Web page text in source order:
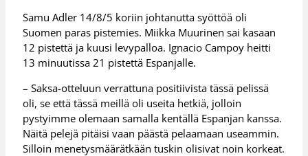
Samu Adler 14/8/5 koriin johtanutta syöttöä oli
Suomen paras pistemies. Miikka Muurinen sai kasaan
12 pistettä ja kuusi levypalloa. Ignacio Campoy heitti
13 minuutissa 21 pistettä Espanjalle.
– Saksa-otteluun verrattuna positiivista tässä pelissä
oli, se että tässä meillä oli useita hetkiä, jolloin
pystyimme olemaan samalla kentällä Espanjan kanssa.
Näitä pelejä pitäisi vaan päästä pelaamaan useammin.
Silloin menetysmäärätkään tuskin olisivat noin korkeat.